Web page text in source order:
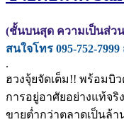
(ชั้นบนสุด ความเป็นส่ว
สนใจโทร 095-752-
.
ฮวงจุ้ยจัดเต็ม!! พร้อมบิ
การอยู่อาศัยอย่างแท้จริง
ขายต่ำกว่าตลาดเป็นล้